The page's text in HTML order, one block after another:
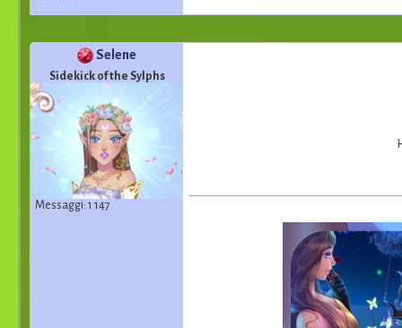
Selene
Sidekick of the Sylphs
Messaggi: 1 147